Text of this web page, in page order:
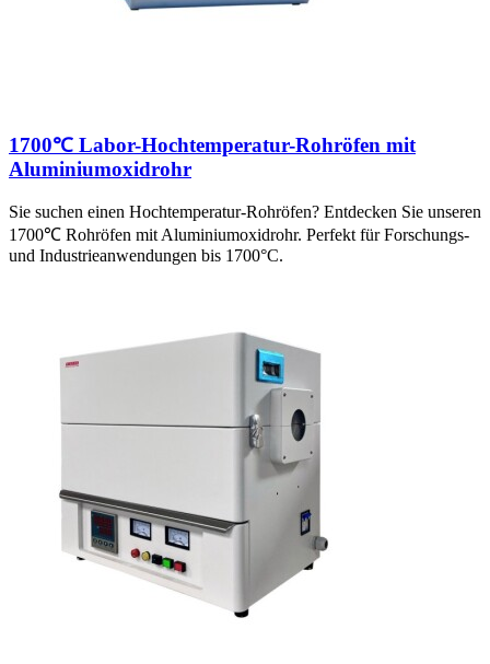
1700℃ Labor-Hochtemperatur-Rohröfen mit
Aluminiumoxidrohr
Sie suchen einen Hochtemperatur-Rohröfen? Entdecken Sie unseren
1700℃ Rohröfen mit Aluminiumoxidrohr. Perfekt für Forschungs-
und Industrieanwendungen bis 1700°C.